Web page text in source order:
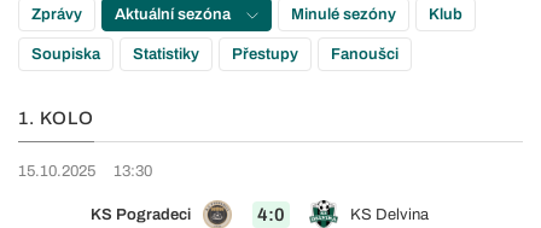
Zprávy Aktuální sezóna Minulé sezóny Klub
Soupiska Statistiky Přestupy Fanoušci
1. KOLO
15.10.2025 13:30
KS Pogradeci 4:0 KS Delvina